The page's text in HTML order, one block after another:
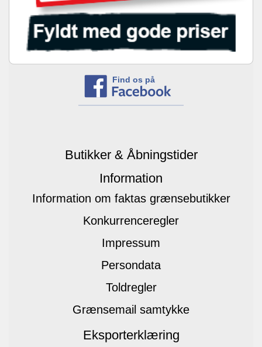
Find os på
Butikker & Åbningstider
Information
Information om faktas grænsebutikker
Konkurrenceregler
Impressum
Persondata
Toldregler
Grænsemail samtykke
Eksporterklæring